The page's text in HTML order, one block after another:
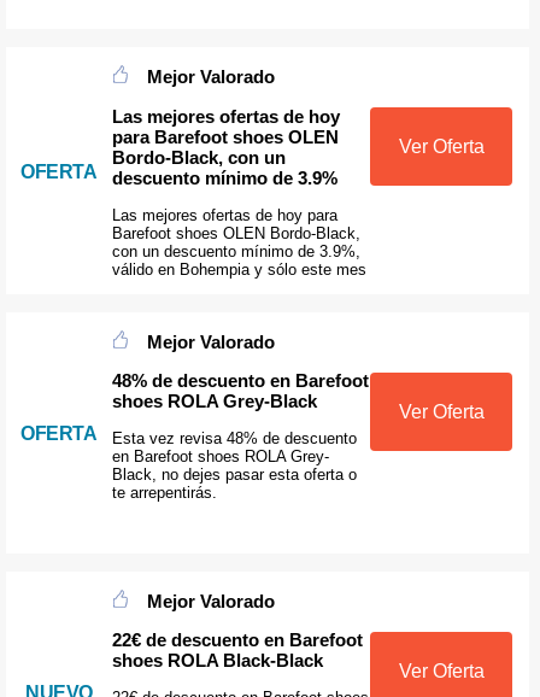
OFERTA
Mejor Valorado
Las mejores ofertas de hoy
para Barefoot shoes OLEN
Bordo-Black, con un
descuento mínimo de 3.9%
Las mejores ofertas de hoy para
Barefoot shoes OLEN Bordo-Black,
con un descuento mínimo de 3.9%,
válido en Bohempia y sólo este mes
Ver Oferta
OFERTA
Mejor Valorado
48% de descuento en Barefoot
shoes ROLA Grey-Black
Esta vez revisa 48% de descuento
en Barefoot shoes ROLA Grey-
Black, no dejes pasar esta oferta o
te arrepentirás.
Ver Oferta
NUEVO
Mejor Valorado
22€ de descuento en Barefoot
shoes ROLA Black-Black
Ver Oferta